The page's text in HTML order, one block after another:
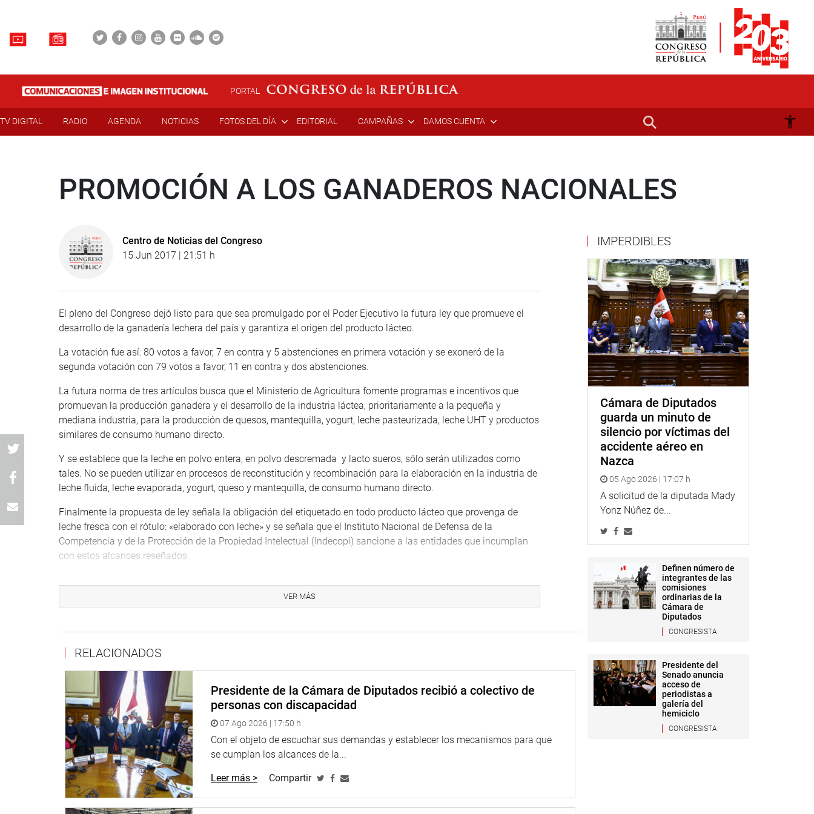
PORTAL
TV DIGITAL RADIO AGENDA NOTICIAS FOTOS DEL DÍA EDITORIAL CAMPAÑAS DAMOS CUENTA
PROMOCIÓN A LOS GANADEROS NACIONALES
Centro de Noticias del Congreso
15 Jun 2017 | 21:51 h
El pleno del Congreso dejó listo para que sea promulgado por el Poder Ejecutivo la futura ley que promueve el
desarrollo de la ganadería lechera del país y garantiza el origen del producto lácteo.
La votación fue así: 80 votos a favor, 7 en contra y 5 abstenciones en primera votación y se exoneró de la
segunda votación con 79 votos a favor, 11 en contra y dos abstenciones.
La futura norma de tres artículos busca que el Ministerio de Agricultura fomente programas e incentivos que
promuevan la producción ganadera y el desarrollo de la industria láctea, prioritariamente a la pequeña y
mediana industria, para la producción de quesos, mantequilla, yogurt, leche pasteurizada, leche UHT y productos
similares de consumo humano directo.
Y se establece que la leche en polvo entera, en polvo descremada y lacto sueros, sólo serán utilizados como
tales. No se pueden utilizar en procesos de reconstitución y recombinación para la elaboración en la industria de
leche fluida, leche evaporada, yogurt, queso y mantequilla, de consumo humano directo.
Finalmente la propuesta de ley señala la obligación del etiquetado en todo producto lácteo que provenga de
leche fresca con el rótulo: «elaborado con leche» y se señala que el Instituto Nacional de Defensa de la
Competencia y de la Protección de la Propiedad Intelectual (Indecopi) sancione a las entidades que incumplan
con estos alcances reseñados.
(PPK) y Mercedes Aráoz (PPK) pedir a sus colegas que esta proposición legal sea nuevamente examinada en la
Comisión Agraria y revisada además en la Comisión de Comercio Exterior porque no se han pedido las opiniones
Estos legisladores Insistieron ante sus colegas que no se exonere la segunda votación pero tampoco se aceptó
este pedido.
PATRIMONIO CULTURAL
Por otro lado se aprobo el proyecto de ley para declarar de interés nacional la protección, promoción y puesta en
valor de los sitios arqueológicos prehispánicos ubicados en la Cuenca del Alto Marañon, provincias de
LLauricocha, Dos de Mayo, Yarowilca, Huamalíes, Huacaybamba y Marañon, departamento de Huánuco.
La presidenta del Congreso, Luz Salgado, suspendió la sesión a las 8.45 de la noche para reanudar la
deliberación parlamentaria mañana viernes a partir de las 8:30 de la mañana.
PRENSA CONGRESO
VER MÁS
RELACIONADOS
Presidente de la Cámara de Diputados recibió a colectivo de
personas con discapacidad
07 Ago 2026 | 17:50 h
Con el objeto de escuchar sus demandas y establecer los mecanismos para que
se cumplan los alcances de la...
Leer más > Compartir
IMPERDIBLES
Cámara de Diputados
guarda un minuto de
silencio por víctimas del
accidente aéreo en
Nazca
05 Ago 2026 | 17:07 h
A solicitud de la diputada Mady
Yonz Núñez de...
Definen número de
integrantes de las
comisiones
ordinarias de la
Cámara de
Diputados
CONGRESISTA
Presidente del
Senado anuncia
acceso de
periodistas a
galería del
hemiciclo
CONGRESISTA